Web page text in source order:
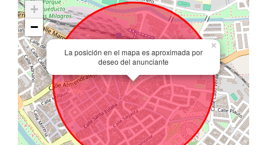
La posición en el mapa es aproximada por
deseo del anunciante
×
+
−